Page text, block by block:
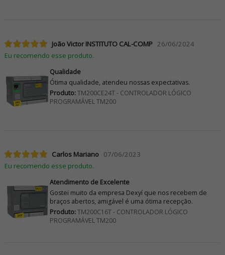
João Victor INSTITUTO CAL-COMP 26/06/2024
Eu recomendo esse produto.
Qualidade
Ótima qualidade, atendeu nossas expectativas.
Produto:TM200CE24T - CONTROLADOR LÓGICO
PROGRAMÁVEL TM200
Carlos Mariano 07/06/2023
Eu recomendo esse produto.
Atendimento de Excelente
Gostei muito da empresa Dexyí que nos recebem de
braços abertos, amigável é uma ótima recepção.
Produto:TM200C16T - CONTROLADOR LÓGICO
PROGRAMÁVEL TM200